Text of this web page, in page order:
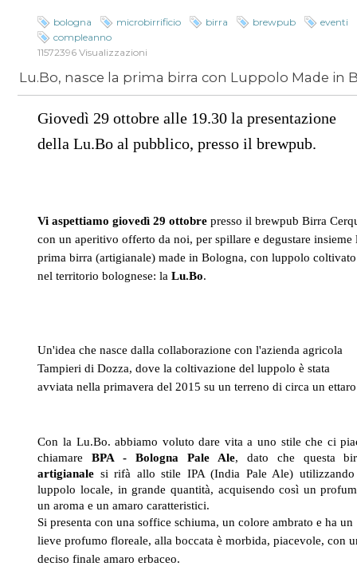
bologna microbirrificio birra brewpub
eventi
compleanno
11572396 Visualizzazioni
Giovedì 29 ottobre alle 19.30 la presentazione
della Lu.Bo al pubblico, presso il brewpub.
Vi aspettiamo giovedì 29 ottobre presso il brewpub Birra
con un aperitivo offerto da noi, per spillare e degustare insieme
prima birra (artigianale) made in Bologna, con luppolo coltivato
nel territorio bolognese: laLu.Bo.
Un'idea che nasce dalla collaborazione con l'azienda agricola
Tampieri di Dozza, dove la coltivazione del luppolo è stata
avviata nella primavera del 2015 su un terreno di circa un
Con la Lu.Bo. abbiamo voluto dare vita a uno stile che ci
chiamareBPA - Bologna Pale Ale, dato che questa
artigianale si rifà allo stile IPA (India Pale Ale)
luppolo locale, in grande quantità, acquisendo così un
un aroma e un amaro caratteristici.
Si presenta con una soffice schiuma, un colore ambrato e ha un
lieve profumo floreale, alla boccata è morbida, piacevole, con
deciso finale amaro erbaceo.